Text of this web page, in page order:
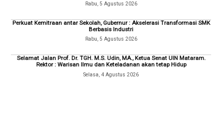
Rabu, 5 Agustus 2026
Perkuat Kemitraan antar Sekolah, Gubernur : Akselerasi Transformasi SMK
Berbasis Industri
Rabu, 5 Agustus 2026
Selamat Jalan Prof. Dr. TGH. M.S. Udin, MA., Ketua Senat UIN Mataram.
Rektor : Warisan Ilmu dan Keteladanan akan tetap Hidup
Selasa, 4 Agustus 2026